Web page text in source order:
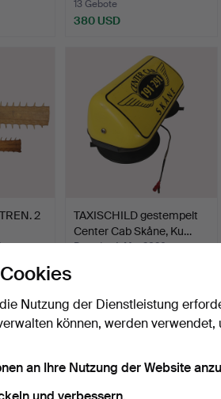
13 Gebote
380 USD
2
TAXISCHILD gestempelt
Center Cab Skåne, Ku…
Beendet 4. Mai 2026
Nutzung der Dienstleistung
können, werden verwendet,
an Ihre Nutzung der Website